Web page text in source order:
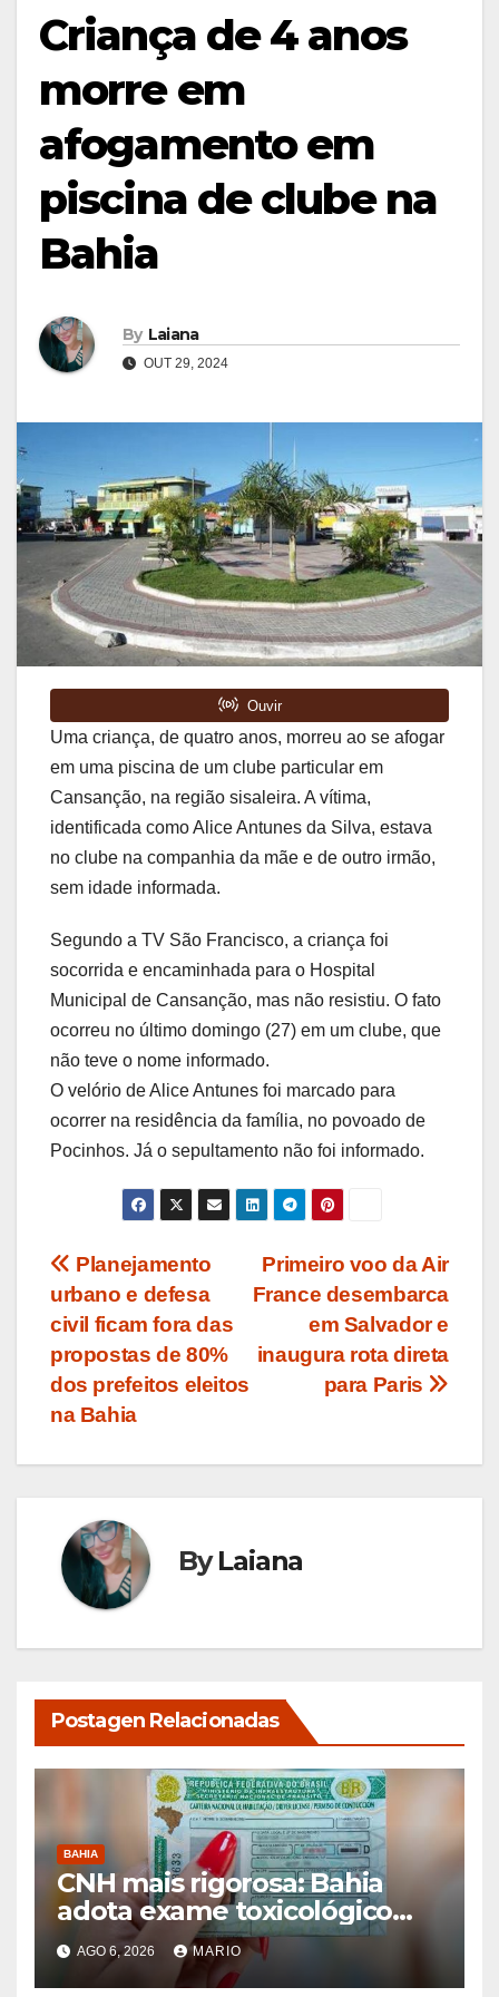
Criança de 4 anos
morre em
afogamento em
piscina de clube na
Bahia
By Laiana
OUT 29, 2024
Uma criança, de quatro anos, morreu ao se afogar
em uma piscina de um clube particular em
Cansanção, na região sisaleira. A vítima,
identificada como Alice Antunes da Silva, estava
no clube na companhia da mãe e de outro irmão,
sem idade informada.
Segundo a TV São Francisco, a criança foi
socorrida e encaminhada para o Hospital
Municipal de Cansanção, mas não resistiu. O fato
ocorreu no último domingo (27) em um clube, que
não teve o nome informado.
O velório de Alice Antunes foi marcado para
ocorrer na residência da família, no povoado de
Pocinhos. Já o sepultamento não foi informado.
Navegação
de
Post
Primeiro voo da Air
France desembarca
em Salvador e
inaugura rota direta
para Paris
Planejamento
urbano e defesa
civil ficam fora das
propostas de 80%
dos prefeitos eleitos
na Bahia
ByLaiana
Postagen Relacionadas
BAHIA
CNH mais rigorosa: Bahia
adota exame toxicológico
para novos motoristas das
categorias A e B
AGO 6, 2026 MARIO